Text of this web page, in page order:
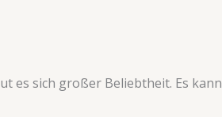
es sich großer Beliebtheit. Es kann